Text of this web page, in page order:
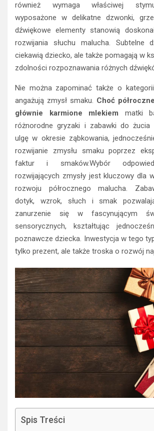
również wymaga właściwej
wyposażone w delikatne dzwonki,
dźwiękowe elementy stanowią
rozwijania słuchu malucha. Subtelne
ciekawią dziecko, ale także pomagają w
zdolności rozpoznawania różnych
Nie można zapominać także o
angażują zmysł smaku. Choć
głównie karmione mlekiem matki
różnorodne gryzaki i zabawki do żucia
ulgę w okresie ząbkowania,
rozwijanie zmysłu smaku poprzez
faktur i smaków.Wybór
rozwijających zmysły jest kluczowy dla
rozwoju półrocznego malucha.
dotyk, wzrok, słuch i smak
zanurzenie się w fascynującym
sensorycznych, kształtując
poznawcze dziecka. Inwestycja w tego
tylko prezent, ale także troska o rozwój
Spis Treści